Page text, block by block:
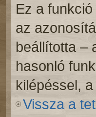
Ez a
az
beállította –
hasonló
kilépéssel,
Vissza a